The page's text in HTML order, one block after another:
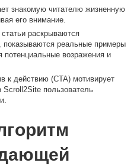
знакомую читателю жизненную
его внимание.
раскрываются
показываются реальные примеры
потенциальные возражения и
к действию (CTA) мотивирует
Scroll2Site пользователь